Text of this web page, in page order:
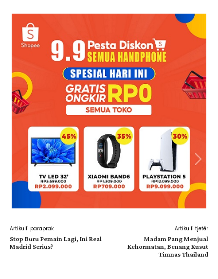
Artikulli paraprak
Stop Buru Pemain Lagi, Ini Real
Madrid Serius?
Artikulli tjetër
Madam Pang Menjual
Kehormatan, Benang Kusut
Timnas Thailand